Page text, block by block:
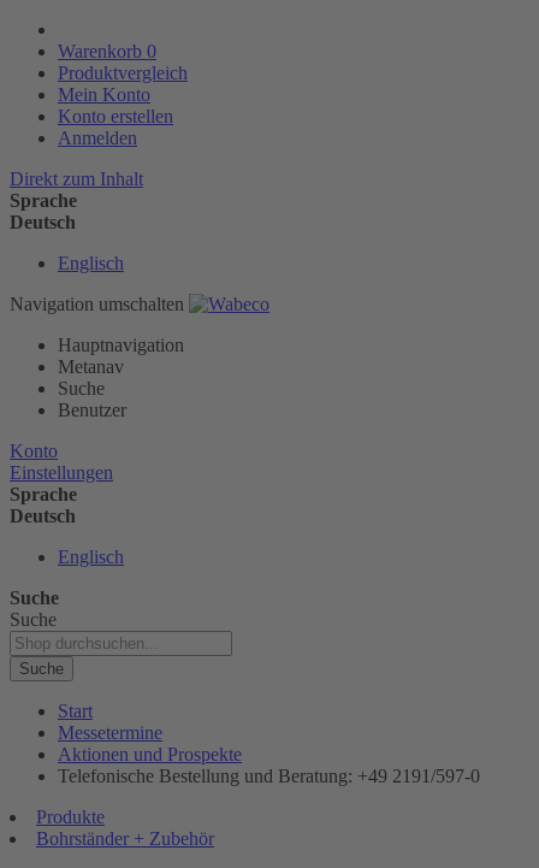
Warenkorb 0
Produktvergleich
Mein Konto
Konto erstellen
Anmelden
Direkt zum Inhalt
Sprache
Deutsch
Englisch
Navigation umschalten
Hauptnavigation
Metanav
Suche
Benutzer
Konto
Einstellungen
Sprache
Deutsch
Englisch
Suche
Suche
Suche
Start
Messetermine
Aktionen und Prospekte
Telefonische Bestellung und Beratung: +49 2191/597-0
Produkte
Bohrständer + Zubehör